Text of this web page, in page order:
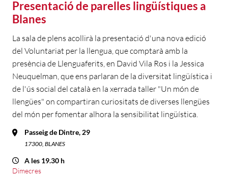
Presentació de parelles lingüístiques a
Blanes
La sala de plens acollirà la presentació d'una nova edició
del Voluntariat per la llengua, que comptarà amb la
presència de Llenguaferits, en David Vila Ros i la Jessica
Neuquelman, que ens parlaran de la diversitat lingüística i
de l'ús social del català en la xerrada taller "Un món de
llengües" on compartiran curiositats de diverses llengües
del món per fomentar alhora la sensibilitat lingüística.
Passeig de Dintre, 29
17300, BLANES
A les 19.30 h
Dimecres